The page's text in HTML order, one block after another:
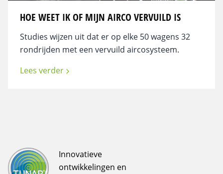
HOE WEET IK OF MIJN AIRCO VERVUILD IS
Studies wijzen uit dat er op elke 50 wagens 32
rondrijden met een vervuild aircosysteem.
Lees verder
Innovatieve
ontwikkelingen en